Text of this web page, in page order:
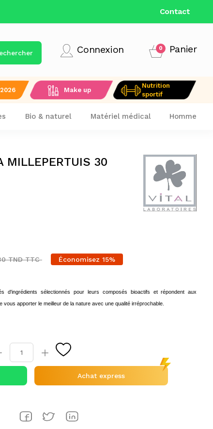
LIVRAISON GRATUITE
Contact
Connexion Panier
0
Make up
Nutrition
sportif
Bio & naturel Matériel médical Homme
MILLEPERTUIS 30
TND TTC Économisez 15%
d'ingrédients sélectionnés pour leurs composés bioactifs et répondent aux
apporter le meilleur de la nature avec une qualité irréprochable.
Achat express